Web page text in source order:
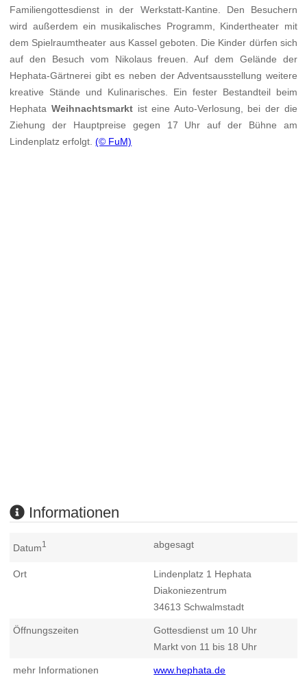
Familiengottesdienst in der Werkstatt-Kantine. Den Besuchern
wird außerdem ein musikalisches Programm, Kindertheater mit
dem Spielraumtheater aus Kassel geboten. Die Kinder dürfen sich
auf den Besuch vom Nikolaus freuen. Auf dem Gelände der
Hephata-Gärtnerei gibt es neben der Adventsausstellung weitere
kreative Stände und Kulinarisches. Ein fester Bestandteil beim
Hephata Weihnachtsmarktist eine Auto-Verlosung, bei der die
Ziehung der Hauptpreise gegen 17 Uhr auf der Bühne am
Lindenplatz erfolgt.(© FuM)
Informationen
Datum1 abgesagt
Ort
Lindenplatz 1 Hephata
Diakoniezentrum
34613 Schwalmstadt
Öffnungszeiten
Gottesdienst um 10 Uhr
Markt von 11 bis 18 Uhr
mehr Informationen www.hephata.de